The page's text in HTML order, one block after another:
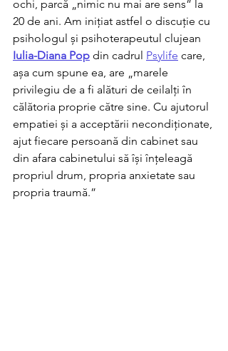
ochi, parcă „nimic nu mai are sens” la
20 de ani. Am inițiat astfel o discuție cu
psihologul și psihoterapeutul clujean
Iulia-Diana Pop din cadrul Psylife care,
așa cum spune ea, are „marele
privilegiu de a fi alături de ceilalți în
călătoria proprie către sine. Cu ajutorul
empatiei și a acceptării necondiționate,
ajut fiecare persoană din cabinet sau
din afara cabinetului să își înțeleagă
propriul drum, propria anxietate sau
propria traumă.”